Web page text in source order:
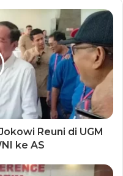
Reuni di UGM
ke AS